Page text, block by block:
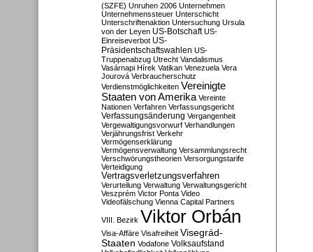
(SZFE) Unruhen 2006 Unternehmen
Unternehmenssteuer Unterschicht
Unterschriftenaktion Untersuchung Ursula
von der Leyen US-Botschaft US-
Einreiseverbot US-
Präsidentschaftswahlen US-
Truppenabzug Utrecht Vandalismus
Vasárnapi Hírek Vatikan Venezuela Vera
Jourová Verbraucherschutz
Verdienstmöglichkeiten Vereinigte
Staaten von Amerika Vereinte
Nationen Verfahren Verfassungsgericht
Verfassungsänderung Vergangenheit
Vergewaltigungsvorwurf Verhandlungen
Verjährungsfrist Verkehr
Vermögenserklärung
Vermögensverwaltung Versammlungsrecht
Verschwörungstheorien Versorgungstarife
Verteidigung
Vertragsverletzungsverfahren
Verurteilung Verwaltung Verwaltungsgericht
Veszprém Victor Ponta Video
Videofälschung Vienna Capital Partners
VIII. Bezirk Viktor Orbán
Visa-Affäre Visafreiheit Visegrád-
Staaten Vodafone Volksaufstand